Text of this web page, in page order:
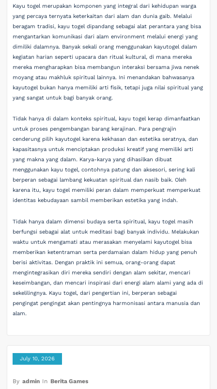
Kayu togel merupakan komponen yang integral dari kehidupan warga
yang percaya ternyata keterkaitan dari alam dan dunia gaib. Melalui
beragam tradisi, kayu togel dipandang sebagai alat perantara yang bisa
mengantarkan komunikasi dari alam environment melalui energi yang
dimiliki dalamnya. Banyak sekali orang menggunakan kayutogel dalam
kegiatan harian seperti upacara dan ritual kultural, di mana mereka
mereka mengharapkan bisa membangun interaksi bersama jiwa nenek
moyang atau makhluk spiritual lainnya. Ini menandakan bahwasanya
kayutogel bukan hanya memiliki arti fisik, tetapi juga nilai spiritual yang
yang sangat untuk bagi banyak orang.
Tidak hanya di dalam konteks spiritual, kayu togel kerap dimanfaatkan
untuk proses pengembangan barang kerajinan. Para pengrajin
cenderung pilih kayutogel karena kekhasan dan estetika seratnya, dan
kapasitasnya untuk menciptakan produksi kreatif yang memiliki arti
yang makna yang dalam. Karya-karya yang dihasilkan dibuat
menggunakan kayu togel, contohnya patung dan aksesori, sering kali
berperan sebagai lambang kekuatan spiritual dan nasib baik. Oleh
karena itu, kayu togel memiliki peran dalam memperkuat memperkuat
identitas kebudayaan sambil memberikan estetika yang indah.
Tidak hanya dalam dimensi budaya serta spiritual, kayu togel masih
berfungsi sebagai alat untuk meditasi bagi banyak individu. Melakukan
waktu untuk mengamati atau merasakan menyelami kayutogel bisa
memberikan ketentraman serta perdamaian dalam hidup yang penuh
berisi aktivitas. Dengan praktik ini semua, orang-orang dapat
mengintegrasikan diri mereka sendiri dengan alam sekitar, mencari
keseimbangan, dan mencari inspirasi dari energi alam alami yang ada di
sekelilingnya. Kayu togel, dari pengertian ini, berperan sebagai
pengingat pengingat akan pentingnya harmonisasi antara manusia dan
alam.
July 10, 2026
By admin In Berita Games